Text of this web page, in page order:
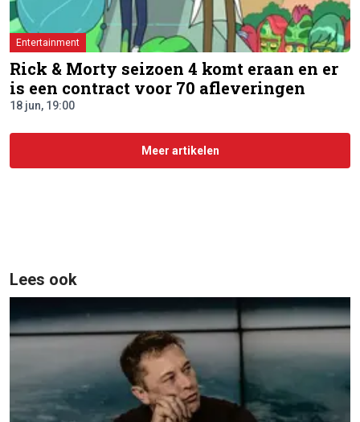
Entertainment
Rick & Morty seizoen 4 komt eraan en er
is een contract voor 70 afleveringen
18 jun, 19:00
Meer artikelen
Lees ook